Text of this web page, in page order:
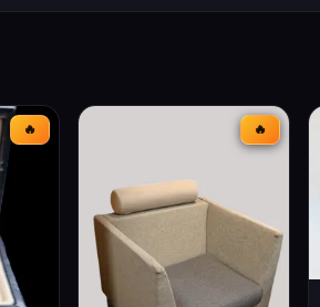
🔥 🔥